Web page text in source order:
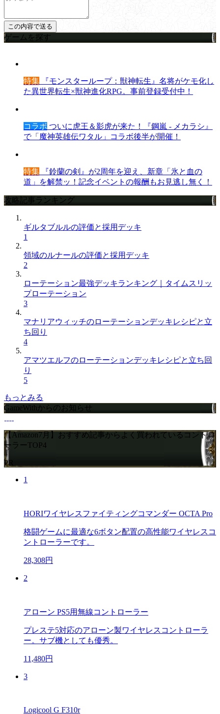
ゲームを探す
特集 『モンスターループ：獣神転生』名将がケモ化し
た異世界転生×獣神進化RPG。事前登録受付中！
コラボ ついに虎王＆影虎が来た！『鋼嵐 - メカラシ』
で「魔神英雄伝ワタル」コラボ後半が開催！
特集 『鈴蘭の剣』が2周年を迎え、新章「氷と血の
道」を解禁ッ！記念イベントの報酬もお見逃し無く！
攻略記事ランキング
ギルタブルルの評価と採用デッキ
1
領域のルナールの評価と採用デッキ
2
ローテーション最強デッキランキング｜タイムスリッ
プローテーション
3
マナリアウィッチのローテーションデッキレシピと立
ち回り
4
アマツエルフのローテーションデッキレシピと立ち回
り
5
もっとみる
GameWithからのお知らせ
【Amazon7月】おすすめ記事からよく買われているコントロ
ーラーTOP4
PR
1
HORIワイヤレスファイティングコマンダー OCTA Pro
格闘ゲームに最適な6ボタン配置の高性能ワイヤレスコ
ントローラーです。
28,308円
2
アローン PS5用無線コントローラー
プレステ5対応のアローン製ワイヤレスコントローラ
ー。サブ機としても優秀。
11,480円
3
Logicool G F310r